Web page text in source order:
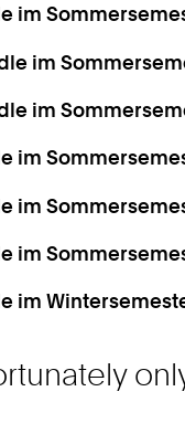
im
im
im
im
im
im
im